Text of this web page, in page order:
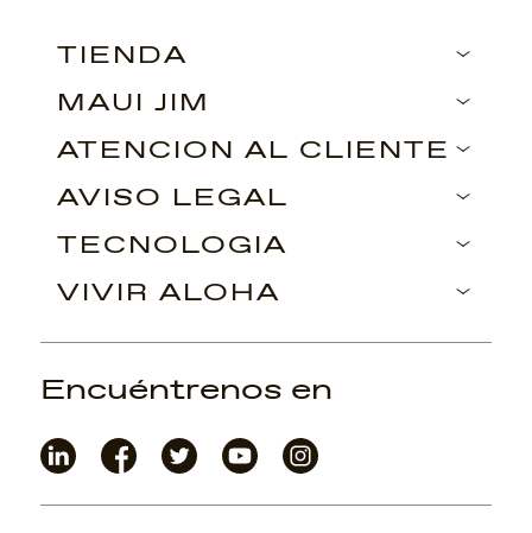
TIENDA
MAUI JIM
ATENCIÓN AL CLIENTE
AVISO LEGAL
TECNOLOGÍA
VIVIR ALOHA
Encuéntrenos en